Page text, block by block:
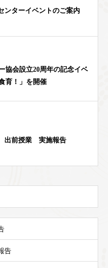
ンターイベントのご案内
協会設立20周年の記念イベ
育！」を開催
出前授業 実施報告
告